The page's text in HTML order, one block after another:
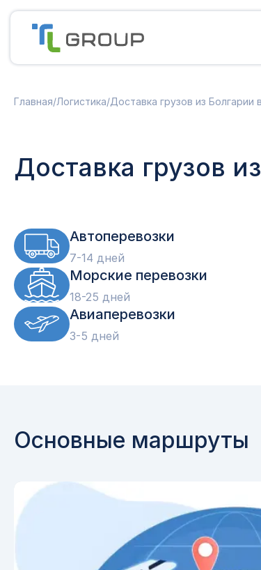
Доставка грузов из Турции в
Россию
Международная доставка
Главная/Логистика/Доставка грузов из Болгарии
Доставка грузов
Автоперевозки
7-14 дней
Морские перевозки
18-25 дней
Авиаперевозки
3-5 дней
Основные маршруты